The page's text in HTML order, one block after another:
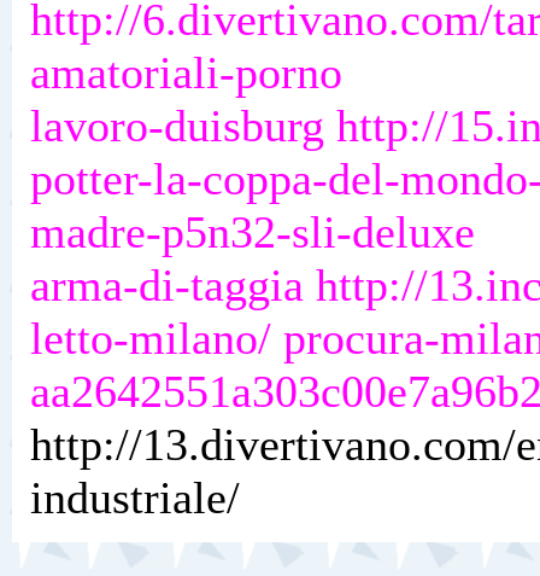
http://6.divertivano.com/
amatoriali-porno
lavoro-duisburg http://
potter-la-coppa-del-
madre-p5n32-sli-deluxe
arma-di-taggia http://
letto-milano/ procura-
http://13.divertivano.com/
industriale/